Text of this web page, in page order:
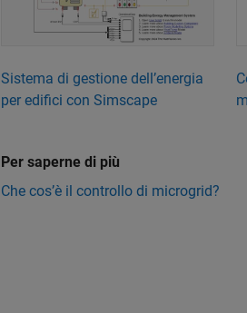
Sistema di gestione dell’energia
per edifici con Simscape
Per saperne di più
Che cos’è il controllo di microgrid?